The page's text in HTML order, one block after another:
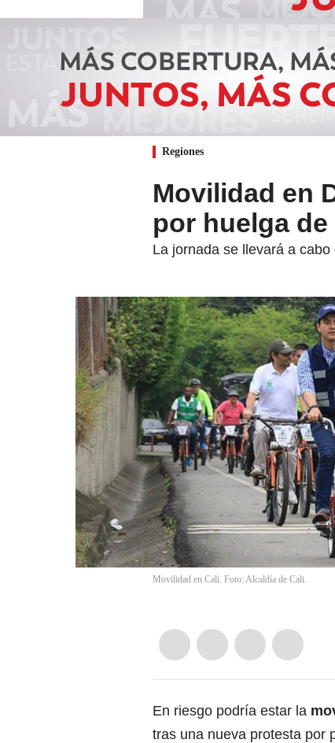
Regiones
Movilidad en
por huelga
La jornada se llevará a
Movilidad en Cali. Foto: Alcaldía de Cali.
En riesgo podría estar la
tras una nueva protesta por